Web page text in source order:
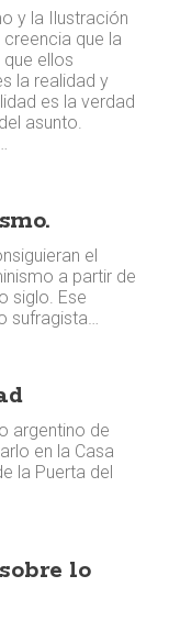
y la Ilustración
que la
ellos
la realidad y
es la verdad
asunto.
el
a partir de
siglo. Ese
sufragista…
argentino de
en la Casa
la Puerta del
lo